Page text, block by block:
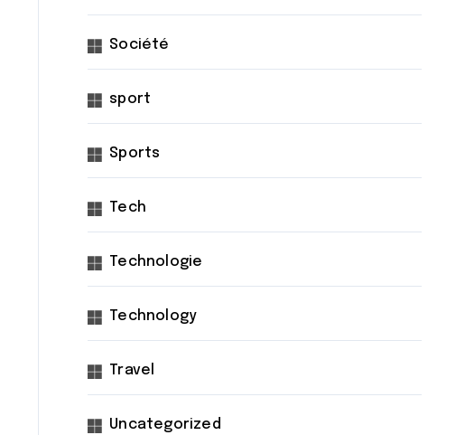
Société
sport
Sports
Tech
Technologie
Technology
Travel
Uncategorized